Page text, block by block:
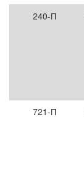
240-П
721-П